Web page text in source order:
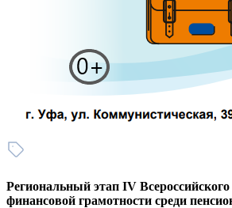
Региональный этап IV
финансовой грамотности среди